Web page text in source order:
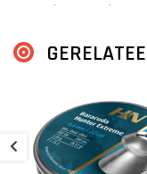
Marauder/Armada